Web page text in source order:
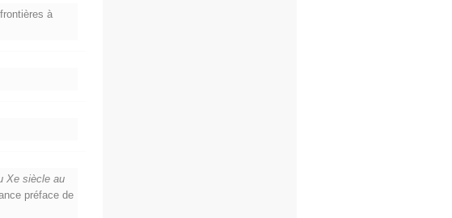
à
Xe siècle au
préface de